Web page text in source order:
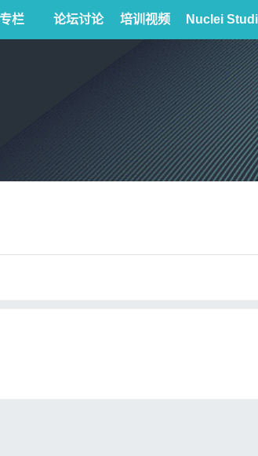
专栏 论坛讨论 培训视频 Nuclei